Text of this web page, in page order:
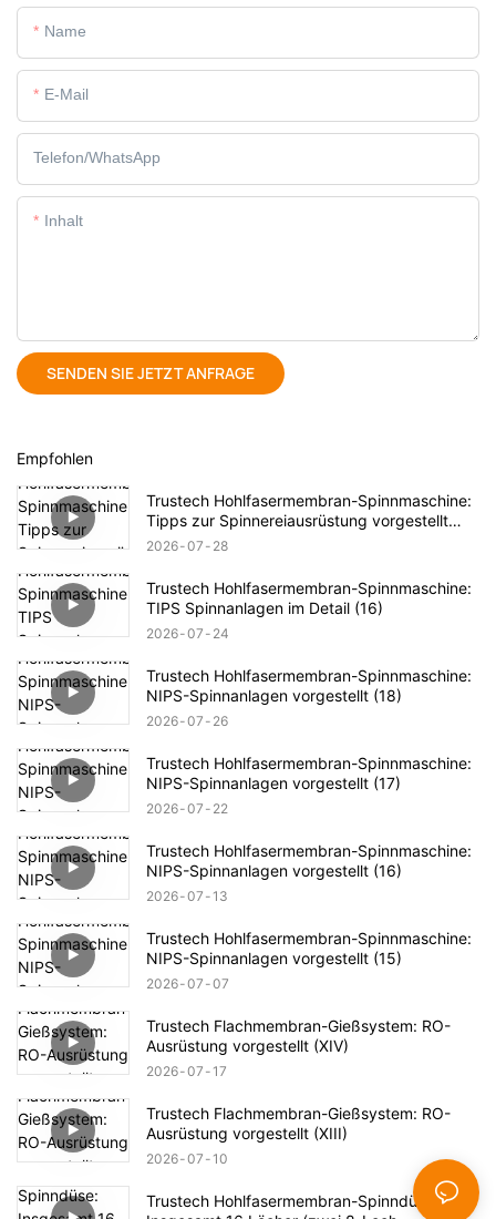
Name
E-Mail
Telefon/WhatsApp
Inhalt
SENDEN SIE JETZT ANFRAGE
Empfohlen
Trustech Hohlfasermembran-Spinnmaschine:
Tipps zur Spinnereiausrüstung vorgestellt
(17)
2026 07 28
Trustech Hohlfasermembran-Spinnmaschine:
TIPS Spinnanlagen im Detail (16)
2026 07 24
Trustech Hohlfasermembran-Spinnmaschine:
NIPS-Spinnanlagen vorgestellt (18)
2026 07 26
Trustech Hohlfasermembran-Spinnmaschine:
NIPS-Spinnanlagen vorgestellt (17)
2026 07 22
Trustech Hohlfasermembran-Spinnmaschine:
NIPS-Spinnanlagen vorgestellt (16)
2026 07 13
Trustech Hohlfasermembran-Spinnmaschine:
NIPS-Spinnanlagen vorgestellt (15)
2026 07 07
Trustech Flachmembran-Gießsystem: RO-
Ausrüstung vorgestellt (XIV)
2026 07 17
Trustech Flachmembran-Gießsystem: RO-
Ausrüstung vorgestellt (XIII)
2026 07 10
Trustech Hohlfasermembran-Spinndüse: